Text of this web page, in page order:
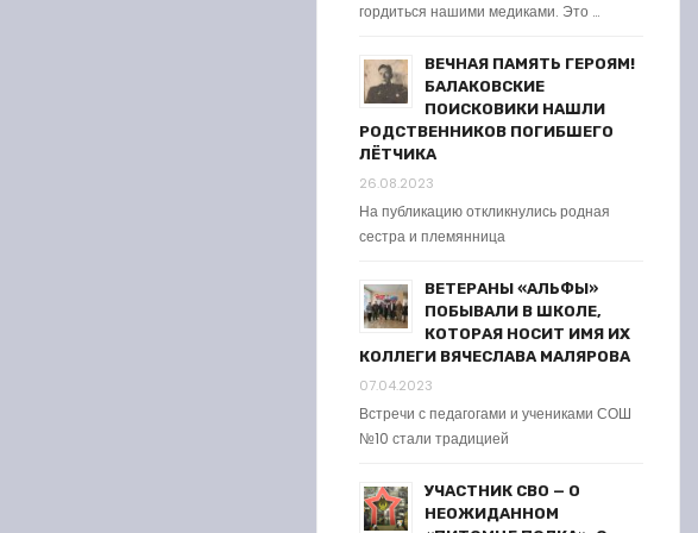
гордиться нашими медиками. Это …
ВЕЧНАЯ ПАМЯТЬ ГЕРОЯМ!
БАЛАКОВСКИЕ
ПОИСКОВИКИ НАШЛИ
РОДСТВЕННИКОВ ПОГИБШЕГО
ЛЁТЧИКА
26.08.2023
На публикацию откликнулись родная
сестра и племянница
ВЕТЕРАНЫ «АЛЬФЫ»
ПОБЫВАЛИ В ШКОЛЕ,
КОТОРАЯ НОСИТ ИМЯ ИХ
КОЛЛЕГИ ВЯЧЕСЛАВА МАЛЯРОВА
07.04.2023
Встречи с педагогами и учениками СОШ
№10 стали традицией
УЧАСТНИК СВО — О
НЕОЖИДАННОМ